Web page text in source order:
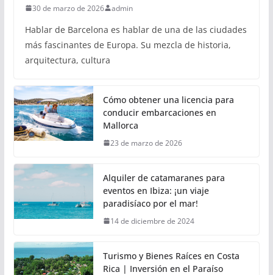
30 de marzo de 2026 admin
Hablar de Barcelona es hablar de una de las ciudades
más fascinantes de Europa. Su mezcla de historia,
arquitectura, cultura
Cómo obtener una licencia para
conducir embarcaciones en
Mallorca
23 de marzo de 2026
Alquiler de catamaranes para
eventos en Ibiza: ¡un viaje
paradisíaco por el mar!
14 de diciembre de 2024
Turismo y Bienes Raíces en Costa
Rica | Inversión en el Paraíso